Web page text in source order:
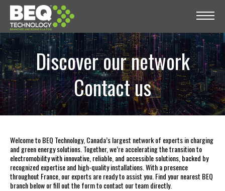
Discover our network
Contact us
Welcome to BEQ Technology, Canada’s largest network of experts in charging
and green energy solutions. Together, we’re accelerating the transition to
electromobility with innovative, reliable, and accessible solutions, backed by
recognized expertise and high-quality installations. With a presence
throughout France, our experts are ready to assist you. Find your nearest BEQ
branch below or fill out the form to contact our team directly.